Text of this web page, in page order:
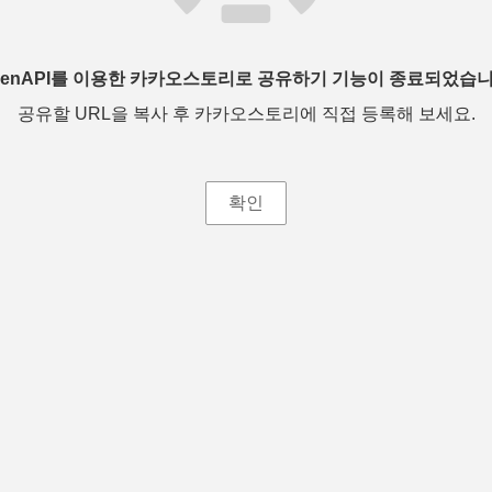
를 이용한 카카오스토리로 공유하기 기능이 종료되었습
공유할 URL을 복사 후 카카오스토리에 직접 등록해 보세요.
확인